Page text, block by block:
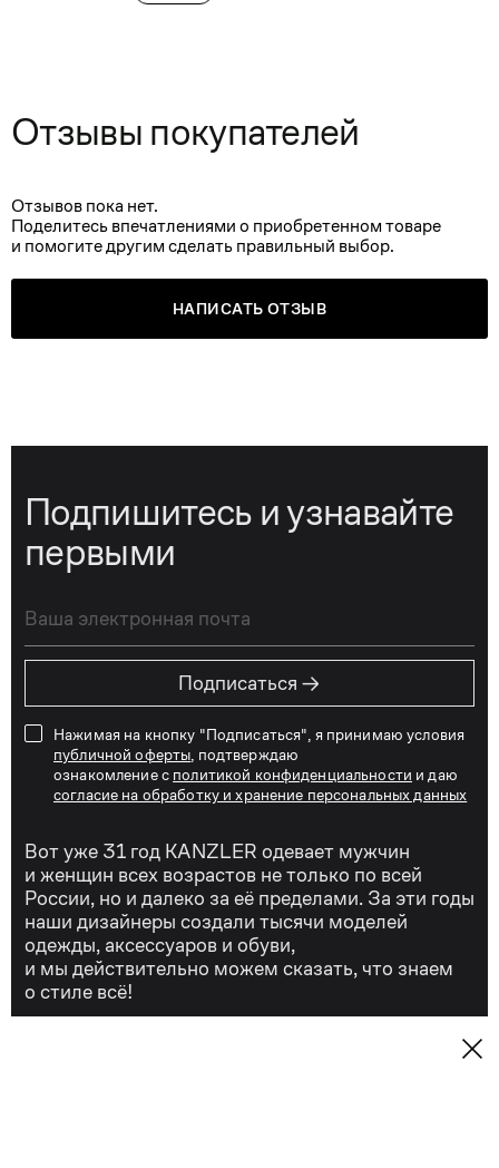
Отзывы покупателей
Отзывов пока нет.
Поделитесь впечатлениями о приобретенном товаре
и помогите другим сделать правильный выбор.
НАПИСАТЬ ОТЗЫВ
Подпишитесь и узнавайте
первыми
Подписаться →
Нажимая на кнопку "Подписаться", я принимаю условия
публичной оферты , подтверждаю
ознакомление с политикой конфиденциальности и даю
согласие на обработку и хранение персональных данных
Вот уже 31 год KANZLER одевает мужчин
и женщин всех возрастов не только по всей
России, но и далеко за её пределами. За эти годы
наши дизайнеры создали тысячи моделей
одежды, аксессуаров и обуви,
и мы действительно можем сказать, что знаем
о стиле всё!